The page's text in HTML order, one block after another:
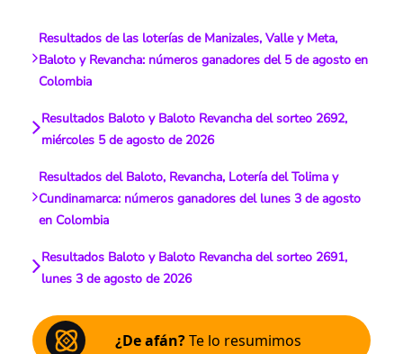
Resultados de las loterías de Manizales, Valle y Meta,
Baloto y Revancha: números ganadores del 5 de agosto en
Colombia
Resultados Baloto y Baloto Revancha del sorteo 2692,
miércoles 5 de agosto de 2026
Resultados del Baloto, Revancha, Lotería del Tolima y
Cundinamarca: números ganadores del lunes 3 de agosto
en Colombia
Resultados Baloto y Baloto Revancha del sorteo 2691,
lunes 3 de agosto de 2026
¿De afán?Te lo resumimos